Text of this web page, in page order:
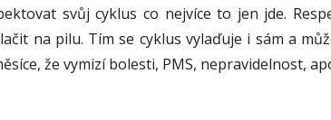
svůj cyklus co nejvíce to jen jde.
na pilu. Tím se cyklus vylaďuje i sám a
že vymizí bolesti, PMS, nepravidelnost,